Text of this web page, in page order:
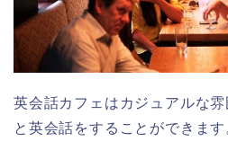
英会話カフェはカジュアルな
と英会話をすることができます